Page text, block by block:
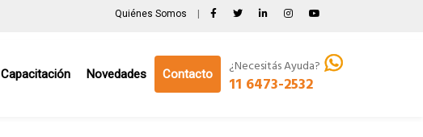
Quiénes Somos
Capacitación Novedades Contacto ¿Necesitás Ayuda?
11 6473-2532